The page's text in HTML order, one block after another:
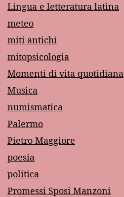
Lingua e letteratura latina
meteo
miti antichi
mitopsicologia
Momenti di vita quotidiana
Musica
numismatica
Palermo
Pietro Maggiore
poesia
politica
Promessi Sposi Manzoni